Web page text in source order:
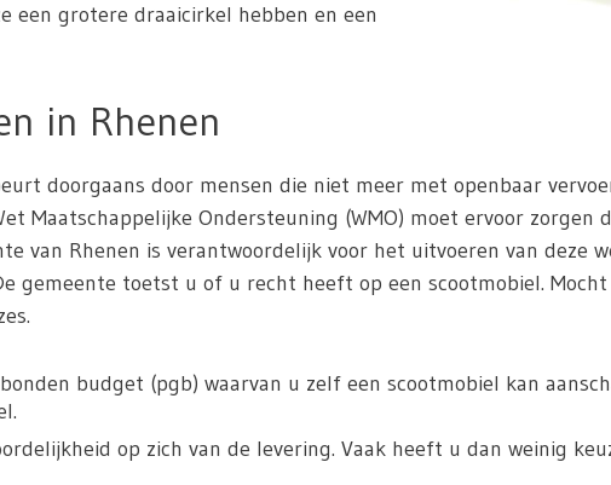
een grotere draaicirkel hebben en een
in Rhenen
doorgaans door mensen die niet meer met openbaar
Maatschappelijke Ondersteuning (WMO) moet ervoor zorgen
van Rhenen is verantwoordelijk voor het uitvoeren van deze
gemeente toetst u of u recht heeft op een scootmobiel.
budget (pgb) waarvan u zelf een scootmobiel kan
op zich van de levering. Vaak heeft u dan weinig